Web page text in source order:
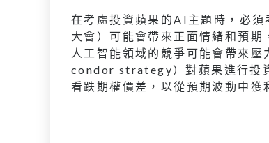
在考慮投資蘋果的AI主題時，必
大會）可能會帶來正面情緒和預
人工智能領域的競爭可能會帶來
condor strategy）對蘋果進行投
看跌期權價差，以從預期波動中獲